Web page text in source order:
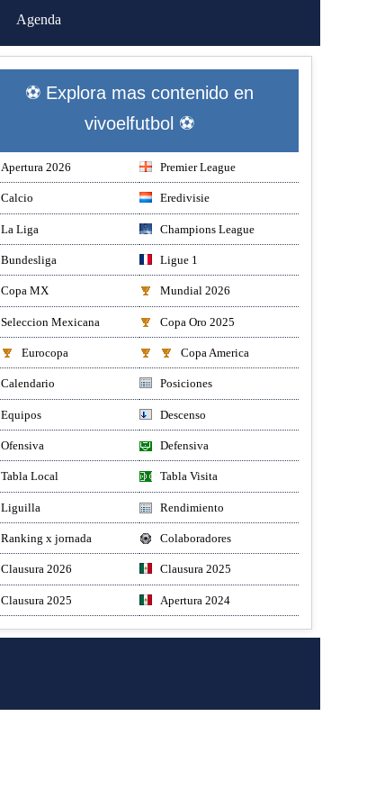
Agenda
⚽ Explora mas contenido en
vivoelfutbol ⚽
Apertura 2026 Premier League
Calcio Eredivisie
La Liga Champions League
Bundesliga Ligue 1
Copa MX Mundial 2026
Seleccion Mexicana Copa Oro 2025
Eurocopa Copa America
Calendario Posiciones
Equipos Descenso
Ofensiva Defensiva
Tabla Local Tabla Visita
Liguilla Rendimiento
Ranking x jornada Colaboradores
Clausura 2026 Clausura 2025
Clausura 2025 Apertura 2024